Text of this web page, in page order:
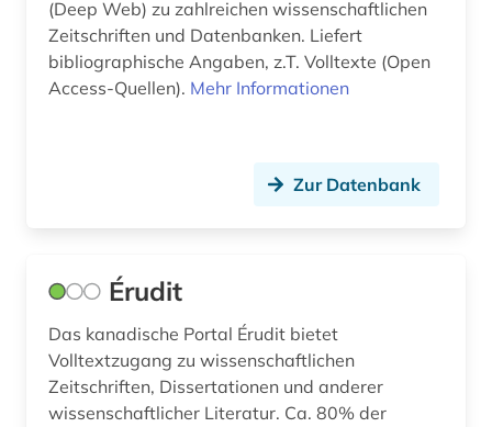
(Deep Web) zu zahlreichen wissenschaftlichen
Zeitschriften und Datenbanken. Liefert
bibliographische Angaben, z.T. Volltexte (Open
Access-Quellen). Mehr Informationen
Zur Datenbank
Érudit
Das kanadische Portal Érudit bietet
Volltextzugang zu wissenschaftlichen
Zeitschriften, Dissertationen und anderer
wissenschaftlicher Literatur. Ca. 80% der